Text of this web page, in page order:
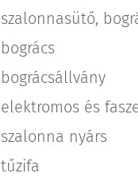
szalonnasütő,
bogrács
bográcsállvány
elektromos és
szalonna nyárs
tűzifa